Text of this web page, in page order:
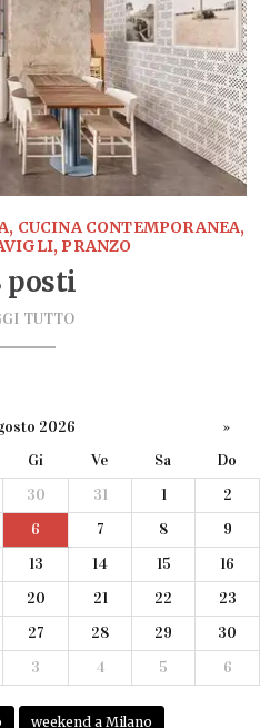
CUCINA CONTEMPORANEA,
PRANZO
posti
TUTTO
2026
»
Gi Ve Sa
Do
30 31 1
2
6 7 8
9
13 14 15
16
20 21 22
23
27 28 29
30
3 4 5 6
weekend a Milano